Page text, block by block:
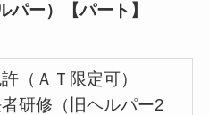
ー）【パート】
（ＡＴ限定可）
研修（旧ヘルパー2